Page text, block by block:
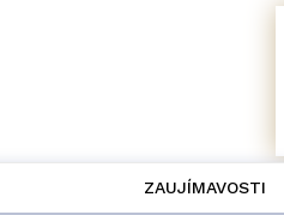
ZAUJÍMAVOSTI